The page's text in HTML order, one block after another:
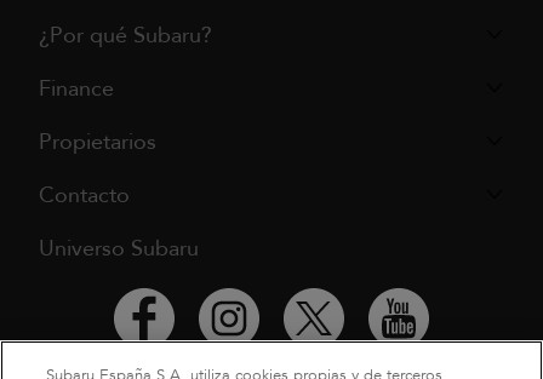
¿Por qué Subaru?
Finance
Propietarios
Contacto
Universo Subaru